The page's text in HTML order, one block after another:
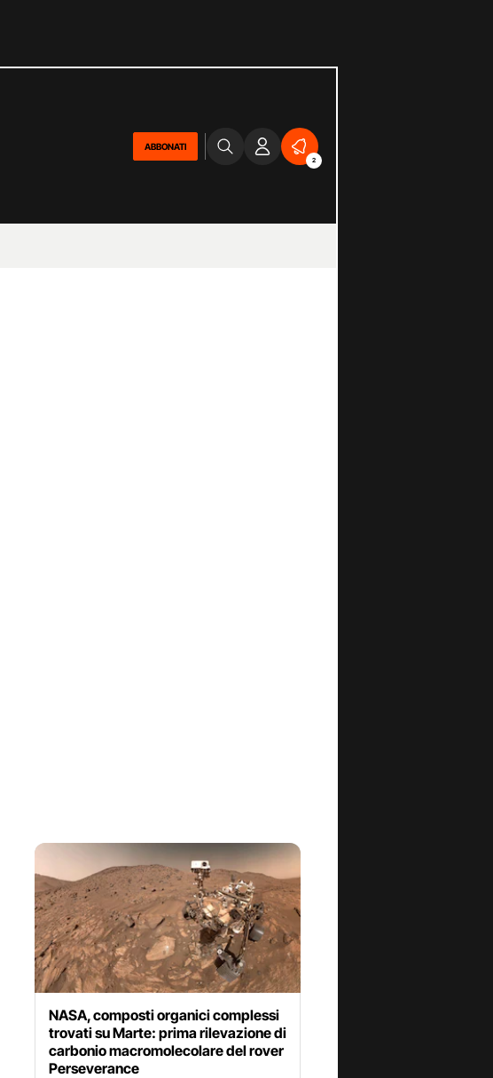
ABBONATI
2
NASA, composti organici complessi
trovati su Marte: prima rilevazione di
carbonio macromolecolare del rover
Perseverance